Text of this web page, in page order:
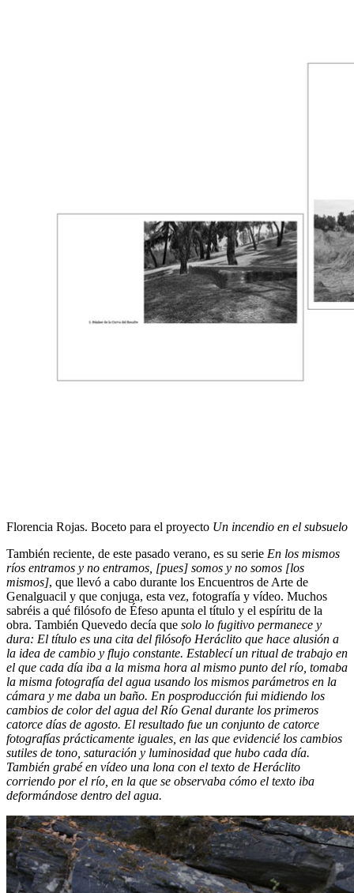
Florencia Rojas. Boceto para el proyecto Un incendio en el subsuelo
También reciente, de este pasado verano, es su serie En los mismos
ríos entramos y no entramos, [pues] somos y no somos [los
mismos], que llevó a cabo durante los Encuentros de Arte de
Genalguacil y que conjuga, esta vez, fotografía y vídeo. Muchos
sabréis a qué filósofo de Éfeso apunta el título y el espíritu de la
obra. También Quevedo decía que solo lo fugitivo permanece y
dura: El título es una cita del filósofo Heráclito que hace alusión a
la idea de cambio y flujo constante. Establecí un ritual de trabajo en
el que cada día iba a la misma hora al mismo punto del río, tomaba
la misma fotografía del agua usando los mismos parámetros en la
cámara y me daba un baño. En posproducción fui midiendo los
cambios de color del agua del Río Genal durante los primeros
catorce días de agosto. El resultado fue un conjunto de catorce
fotografías prácticamente iguales, en las que evidencié los cambios
sutiles de tono, saturación y luminosidad que hubo cada día.
También grabé en vídeo una lona con el texto de Heráclito
corriendo por el río, en la que se observaba cómo el texto iba
deformándose dentro del agua.